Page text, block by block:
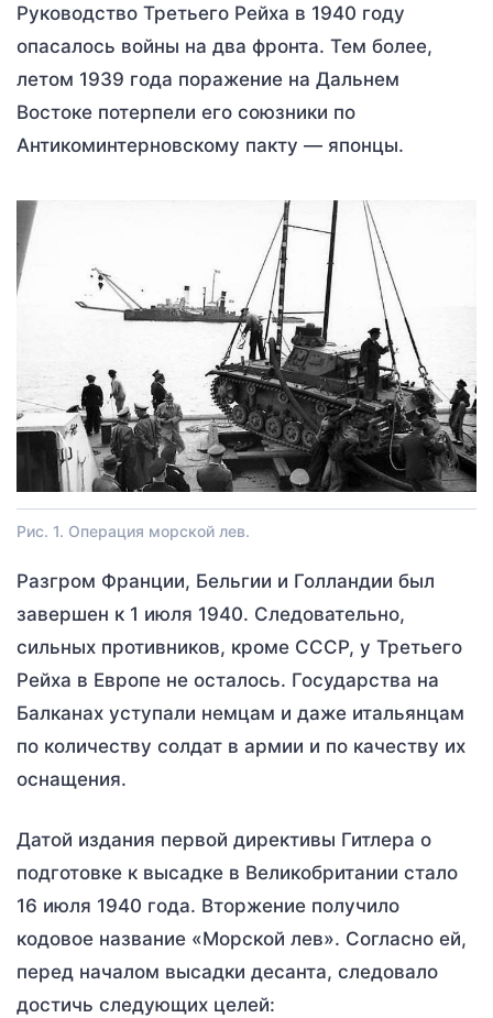
Руководство Третьего Рейха в 1940 году
опасалось войны на два фронта. Тем более,
летом 1939 года поражение на Дальнем
Востоке потерпели его союзники по
Антикоминтерновскому пакту — японцы.
Рис. 1. Операция морской лев.
Разгром Франции, Бельгии и Голландии был
завершен к 1 июля 1940. Следовательно,
сильных противников, кроме СССР, у Третьего
Рейха в Европе не осталось. Государства на
Балканах уступали немцам и даже итальянцам
по количеству солдат в армии и по качеству их
оснащения.
Датой издания первой директивы Гитлера о
подготовке к высадке в Великобритании стало
16 июля 1940 года. Вторжение получило
кодовое название «Морской лев». Согласно ей,
перед началом высадки десанта, следовало
достичь следующих целей: